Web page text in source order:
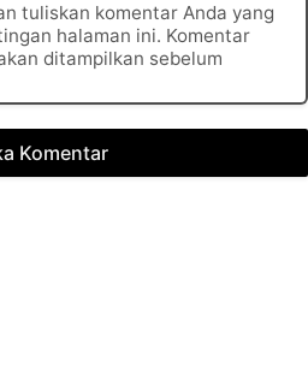
tuliskan komentar Anda yang
halaman ini. Komentar
ditampilkan sebelum
Komentar